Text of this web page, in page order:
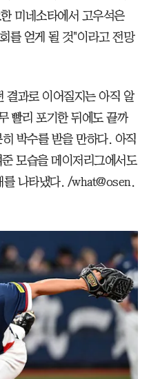
미네소타에서 고우석은
를 얻게 될 것"이라고 전망
결과로 이어질지는 아직 알
빨리 포기한 뒤에도 끝까
박수를 받을 만하다. 아직
모습을 메이저리그에서도
를 나타냈다. /what@osen.